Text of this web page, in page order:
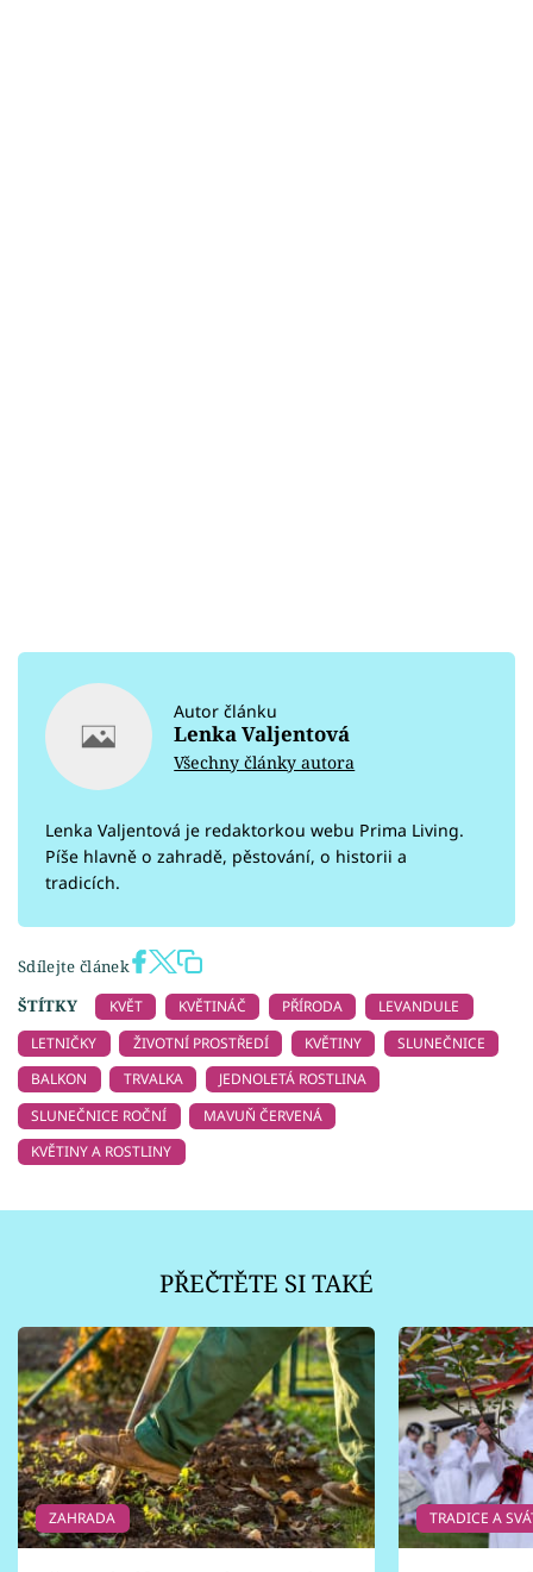
Autor článku
Lenka Valjentová
Všechny články autora
Lenka Valjentová je redaktorkou webu Prima Living.
Píše hlavně o zahradě, pěstování, o historii a
tradicích.
Sdílejte článek
ŠTÍTKY
KVĚT KVĚTINÁČ PŘÍRODA
LEVANDULE
LETNIČKY
ŽIVOTNÍ PROSTŘEDÍ KVĚTINY
SLUNEČNICE
BALKON
TRVALKA
JEDNOLETÁ ROSTLINA
SLUNEČNICE ROČNÍ
MAVUŇ ČERVENÁ
KVĚTINY A ROSTLINY
PŘEČTĚTE SI TAKÉ
ZAHRADA TRADICE A